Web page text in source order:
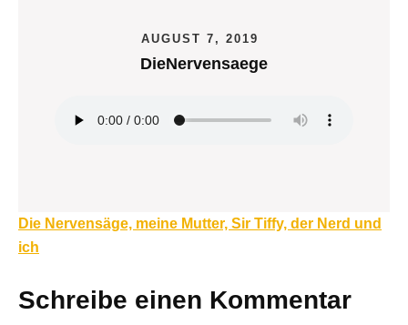
AUGUST 7, 2019
DieNervensaege
Beitragsnavigation
Die Nervensäge, meine Mutter, Sir Tiffy, der Nerd und
ich
Schreibe einen Kommentar